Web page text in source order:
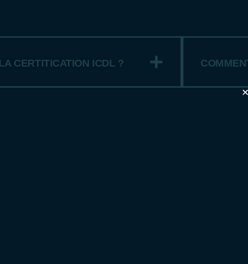
CERTITICATION ICDL ?